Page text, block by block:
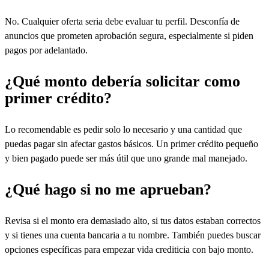
No. Cualquier oferta seria debe evaluar tu perfil. Desconfía de
anuncios que prometen aprobación segura, especialmente si piden
pagos por adelantado.
¿Qué monto debería solicitar como
primer crédito?
Lo recomendable es pedir solo lo necesario y una cantidad que
puedas pagar sin afectar gastos básicos. Un primer crédito pequeño
y bien pagado puede ser más útil que uno grande mal manejado.
¿Qué hago si no me aprueban?
Revisa si el monto era demasiado alto, si tus datos estaban correctos
y si tienes una cuenta bancaria a tu nombre. También puedes buscar
opciones específicas para empezar vida crediticia con bajo monto.